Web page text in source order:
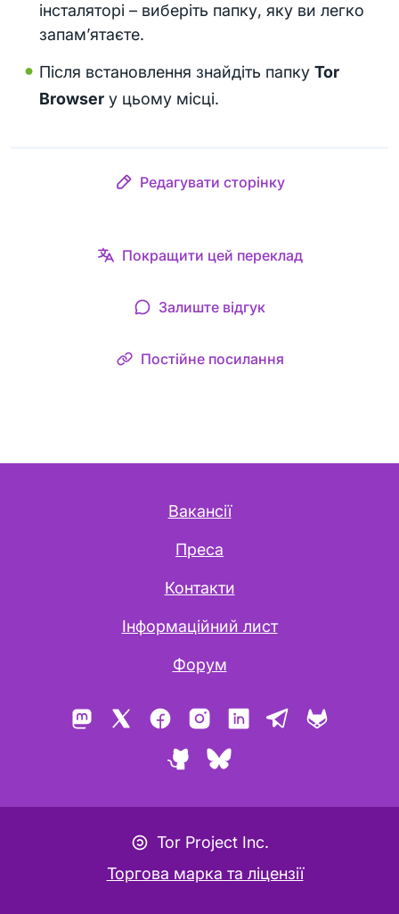
інсталяторі – виберіть папку, яку ви легко
запам’ятаєте.
Після встановлення знайдіть папку Tor
Browser у цьому місці.
Редагувати сторінку
Покращити цей переклад
Залиште відгук
Постійне посилання
Вакансії
Преса
Контакти
Інформаційний лист
Форум
Mastodon FacebookInstagramLinkedInTelegram
GitHubBluesky
Значок авторського лефту
Tor Project Inc.
Торгова марка та ліцензії